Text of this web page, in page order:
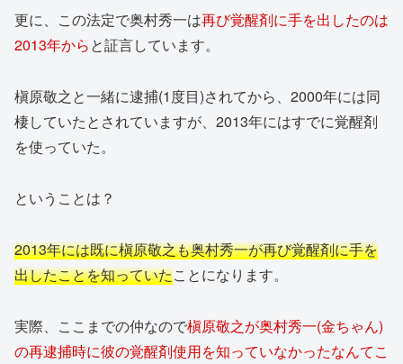
更に、この法定で奥村秀一は再び覚醒剤に手を出したのは
2013年からと証言しています。
槇原敬之と一緒に逮捕(1度目)されてから、2000年には同
棲していたとされていますが、2013年にはすでに覚醒剤
を使っていた。
ということは？
2013年には既に槇原敬之も奥村秀一が再び覚醒剤に手を
出したことを知っていたことになります。
実際、ここまでの仲なので槇原敬之が奥村秀一(金ちゃん)
の再逮捕時に彼の覚醒剤使用を知っていなかったなんてこ